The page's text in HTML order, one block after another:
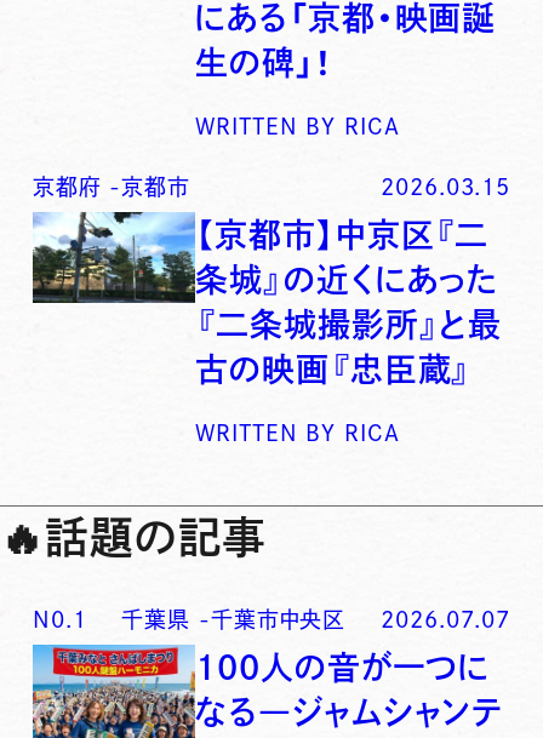
にある「京都・映画誕
生の碑」！
WRITTEN BY RICA
京都府 -京都市 2026.03.15
【京都市】中京区『二
条城』の近くにあった
『二条城撮影所』と最
古の映画『忠臣蔵』
WRITTEN BY RICA
🔥話題の記事
N0. 1 千葉県 -千葉市中央区 2026.07.07
100人の音が一つに
なる―ジャムシャンテ